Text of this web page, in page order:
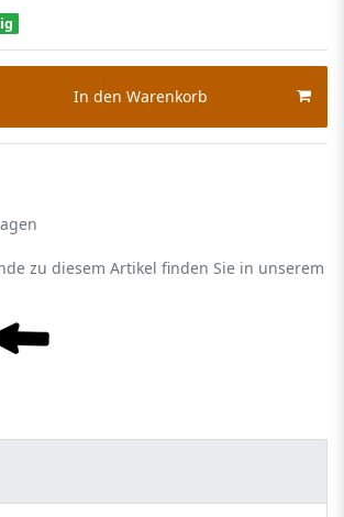
In den Warenkorb
zu diesem Artikel finden Sie in unserem